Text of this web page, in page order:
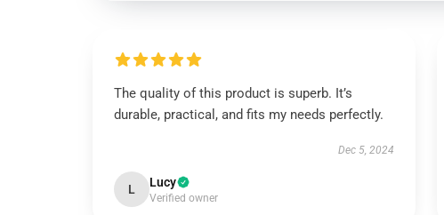
The quality of this product is superb. It’s
durable, practical, and fits my needs perfectly.
Dec 5, 2024
L Lucy
Verified owner